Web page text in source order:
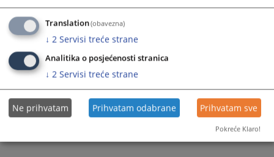
Translation(obavezna)
↓ 2 Servisi treće strane
Analitika o posjećenosti stranica
↓ 2 Servisi treće strane
Ne prihvatam Prihvatam odabrane Prihvatam sve
Pokreće Klaro!